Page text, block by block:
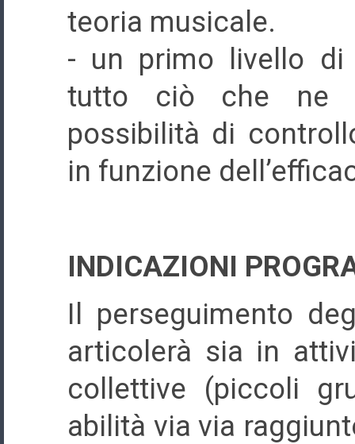
teoria musicale.
- un primo livello di
tutto ciò che ne
possibilità di
in funzione
INDICAZIONI
Il perseguimento
articolerà sia in
collettive (piccoli
abilità via via